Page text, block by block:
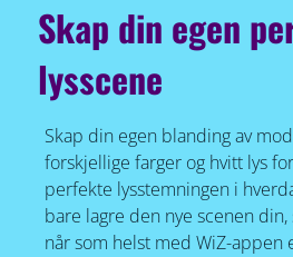
Skap din egen
lysscene
Skap din egen blanding av
forskjellige farger og hvitt lys
perfekte lysstemningen i
bare lagre den nye scenen
når som helst med WiZ-appen